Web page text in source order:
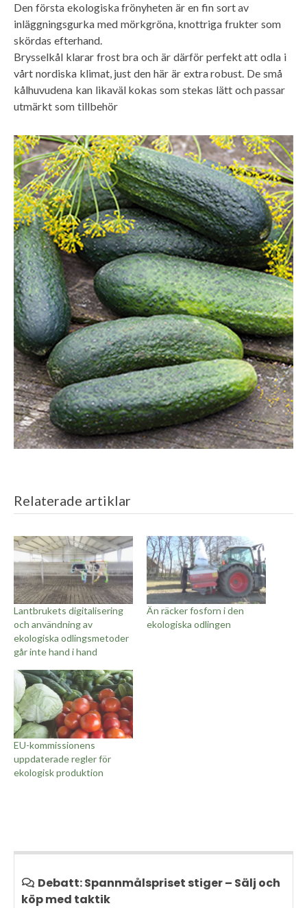
Den första ekologiska frönyheten är en fin sort av
inläggningsgurka med mörkgröna, knottriga frukter som
skördas efterhand.
Brysselkål klarar frost bra och är därför perfekt att odla i
vårt nordiska klimat, just den här är extra robust. De små
kålhuvudena kan likaväl kokas som stekas lätt och passar
utmärkt som tillbehör
Relaterade artiklar
Lantbrukets digitalisering
och användning av
ekologiska odlingsmetoder
går inte hand i hand
Än räcker fosforn i den
ekologiska odlingen
EU-kommissionens
uppdaterade regler för
ekologisk produktion
Debatt: Spannmålspriset stiger – Sälj och
köp med taktik